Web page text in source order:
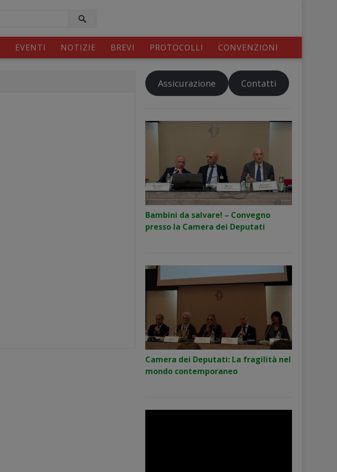
EVENTI NOTIZIE BREVI PROTOCOLLI CONVENZIONI
Assicurazione Contatti
Bambini da salvare! – Convegno
presso la Camera dei Deputati
Camera dei Deputati: La fragilità nel
mondo contemporaneo